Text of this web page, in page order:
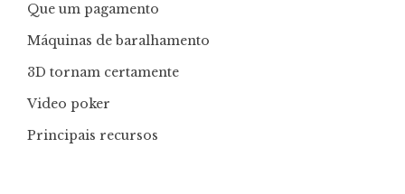
Que um pagamento
Máquinas de baralhamento
3D tornam certamente
Video poker
Principais recursos